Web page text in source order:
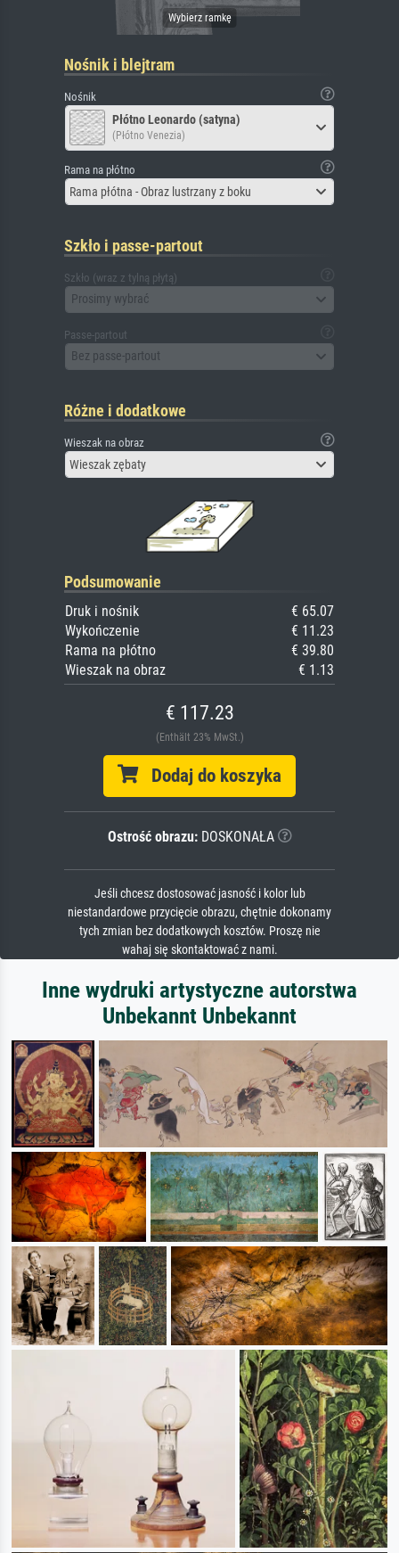
Nośnik i blejtram
Nośnik
Płótno Leonardo (satyna)
(Płótno Venezia)
Rama na płótno
Rama płótna - Obraz lustrzany z boku
Szkło i passe-partout
Szkło (wraz z tylną płytą)
Prosimy wybrać
Passe-partout
Bez passe-partout
Różne i dodatkowe
Wieszak na obraz
Wieszak zębaty
Podsumowanie
Druk i nośnik
€ 65.07
Wykończenie
€ 11.23
Rama na płótno
€ 39.80
Wieszak na obraz
€ 1.13
€ 117.23
(Enthält 23% MwSt.)
Dodaj do koszyka
Ostrość obrazu:DOSKONAŁA
Jeśli chcesz dostosować jasność i kolor lub
niestandardowe przycięcie obrazu, chętnie dokonamy
tych zmian bez dodatkowych kosztów. Proszę nie
wahaj się skontaktować z nami.
Inne wydruki artystyczne autorstwa
Unbekannt Unbekannt